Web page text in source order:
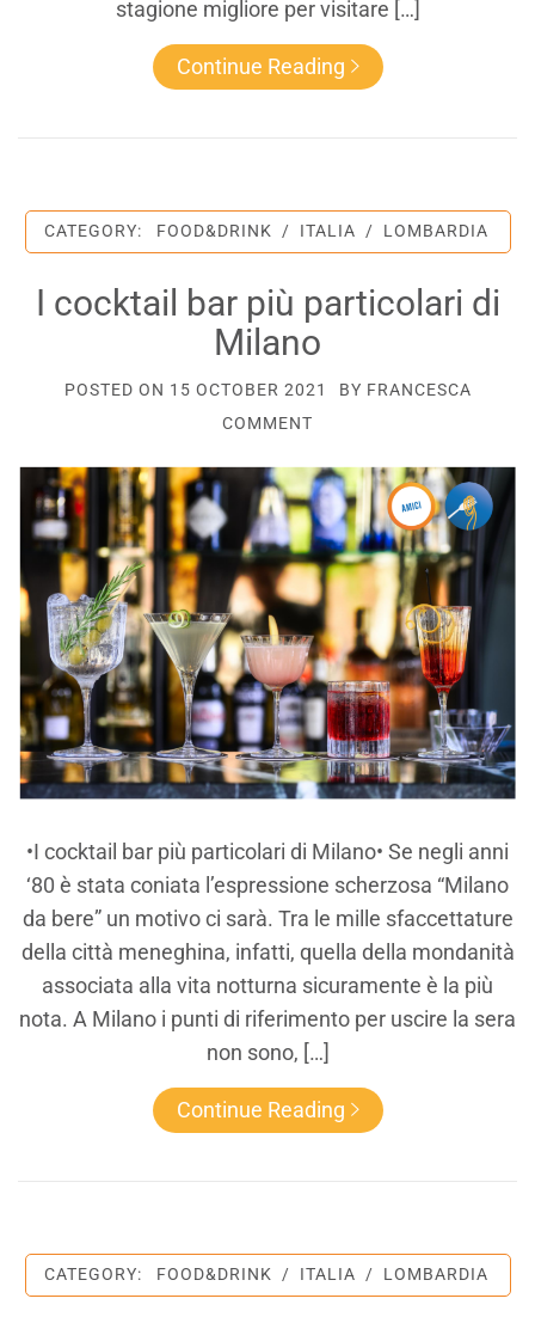
stagione migliore per visitare […]
Continue Reading
CATEGORY: FOOD&DRINK / ITALIA / LOMBARDIA
I cocktail bar più particolari di
Milano
POSTED ON 15 OCTOBER 2021 BY FRANCESCA
COMMENT
•I cocktail bar più particolari di Milano• Se negli anni
‘80 è stata coniata l’espressione scherzosa “Milano
da bere” un motivo ci sarà. Tra le mille sfaccettature
della città meneghina, infatti, quella della mondanità
associata alla vita notturna sicuramente è la più
nota. A Milano i punti di riferimento per uscire la sera
non sono, […]
Continue Reading
CATEGORY: FOOD&DRINK / ITALIA / LOMBARDIA